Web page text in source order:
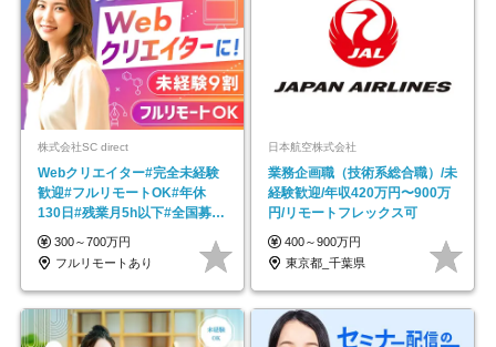
株式会社SC direct
Webクリエイター#完全未経験
歓迎#フルリモートOK#年休
130日#残業月5h以下#全国募集
#最大1年の研修
300～700万円
フルリモートあり
日本航空株式会社
業務企画職（技術系総合職）/未
経験歓迎/年収420万円〜900万
円/リモートフレックス可
400～900万円
東京都_千葉県